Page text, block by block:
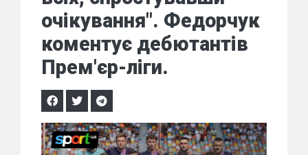
очікування". Федорчук
коментує дебютантів
Прем'єр-ліги.